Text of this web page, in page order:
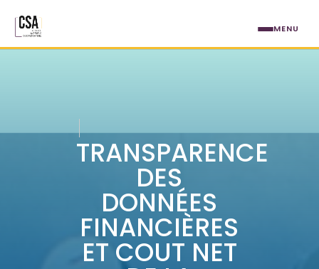
TRANSPARENCE
DES
DONNÉES
FINANCIÈRES
ET COUT NET
MENU